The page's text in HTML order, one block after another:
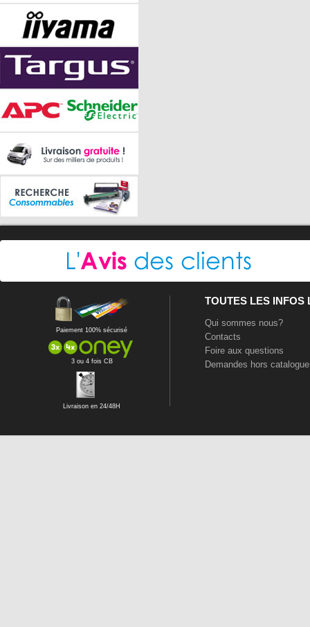
Paiement 100% sécurisé
3 ou 4 fois CB
Livraison en 24/48H
TOUTES LES INFOS
Qui sommes nous?
Contacts
Foire aux questions
Demandes hors catalogue